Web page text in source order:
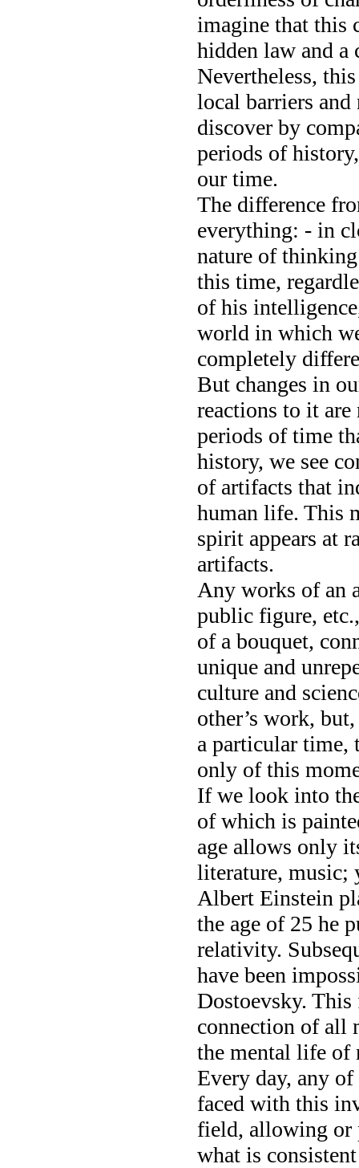
imagine that this
hidden law and a
Nevertheless,
local barriers and
discover by
periods of
our time.
The difference
everything: - in
nature of
this time,
of his
world in which
completely
But changes in
reactions to it
periods of time
history, we see
of artifacts that
human life. This
spirit appears at
artifacts.
Any works of an
public figure,
of a bouquet,
unique and
culture and
other’s work,
a particular time,
only of this
If we look into
of which is
age allows only
literature, music;
Albert Einstein
the age of 25 he
relativity.
have been
Dostoevsky.
connection of all
the mental life of
Every day, any of
faced with this
field, allowing or
what is